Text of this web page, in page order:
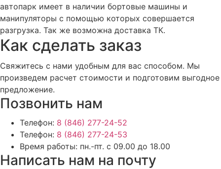
автопарк имеет в наличии бортовые машины и
манипуляторы с помощью которых совершается
разгрузка. Так же возможна доставка ТК.
Как сделать заказ
Свяжитесь с нами удобным для вас способом. Мы
произведем расчет стоимости и подготовим выгодное
предложение.
Позвонить нам
Телефон: 8 (846) 277-24-52
Телефон: 8 (846) 277-24-53
Время работы: пн.-пт. с 09.00 до 18.00
Написать нам на почту